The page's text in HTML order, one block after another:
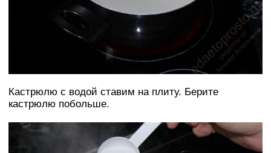
Кастрюлю с водой ставим на плиту. Берите
кастрюлю побольше.